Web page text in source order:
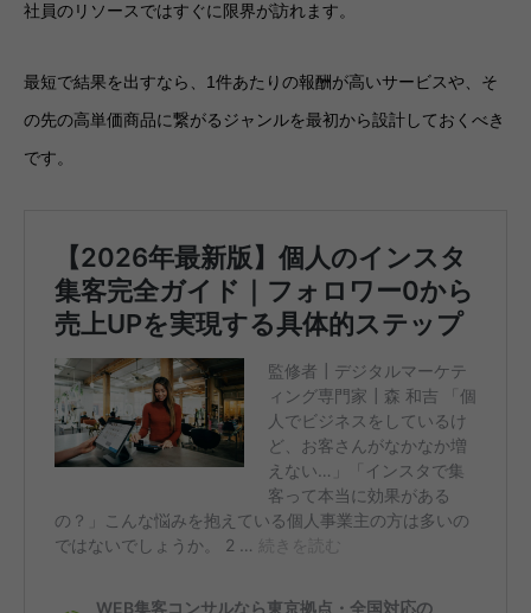
社員のリソースではすぐに限界が訪れます。
最短で結果を出すなら、1件あたりの報酬が高いサービスや、そ
の先の高単価商品に繋がるジャンルを最初から設計しておくべき
です。